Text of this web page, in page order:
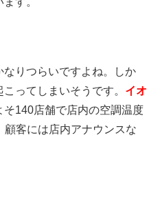
りつらいですよね。しか
ってしまいそうです。 イオ
140店舗で店内の空調温度
客には店内アナウンスな